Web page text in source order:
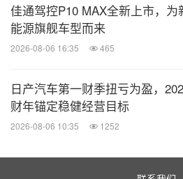
佳通驾控P10 MAX全新上市，为
能源旗舰车型而来
2026-08-06 16:35 465
日产汽车第一财季扭亏为盈，
财年锚定稳健经营目标
2026-08-06 10:35 1252